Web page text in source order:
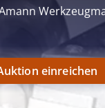
einreichen